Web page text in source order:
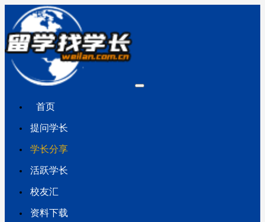
首页
提问学长
学长分享
活跃学长
校友汇
资料下载